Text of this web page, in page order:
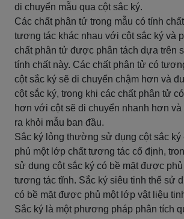
di chuyển mẫu qua cột sắc ký.
Các chất phân tử trong mẫu có tính
tương tác khác nhau với cột sắc ký và
chất phân tử được phân tách dựa trên
tính chất này. Các chất phân tử có
cột sắc ký sẽ di chuyển chậm hơn và
cột sắc ký, trong khi các chất phân tử
hơn với cột sẽ di chuyển nhanh hơn
ra khỏi mẫu ban đầu.
Sắc ký lỏng thường sử dụng cột sắc
phủ một lớp chất tương tác cố định,
sử dụng cột sắc ký có bề mặt được
tương tác tĩnh. Sắc ký siêu tinh thể sử
có bề mặt được phủ một lớp vật liệu
Sắc ký là một phương pháp phân tích